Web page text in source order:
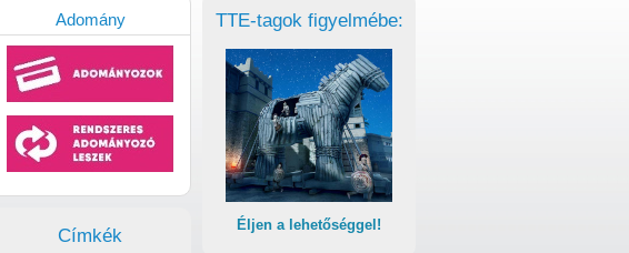
TTE-tagok figyelmébe:
Éljen a lehetőséggel!
Adomány
Címkék